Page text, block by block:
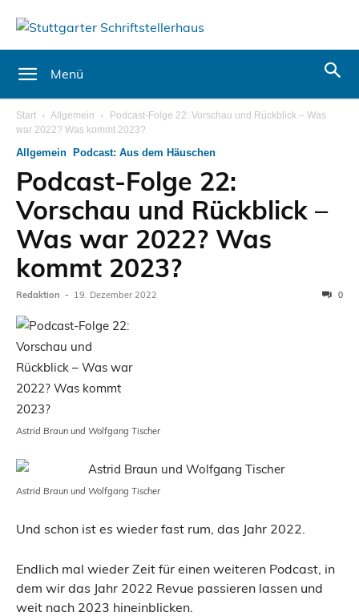
Menü
Start Allgemein
Podcast-Folge 22: Vorschau und Rückblick – Was
war 2022? Was kommt 2023?
Allgemein Podcast: Aus dem Häuschen
Podcast-Folge 22:
Vorschau und Rückblick –
Was war 2022? Was
kommt 2023?
Redaktion - 19. Dezember 2022 0
Astrid Braun und Wolfgang Tischer
Astrid Braun und Wolfgang Tischer
Und schon ist es wieder fast rum, das Jahr 2022.
Endlich mal wieder Zeit für einen weiteren Podcast, in
dem wir das Jahr 2022 Revue passieren lassen und
weit nach 2023 hineinblicken.